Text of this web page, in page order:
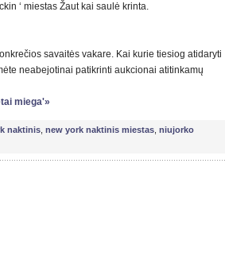
‘ miestas Žaut kai saulė krinta.
savaitės vakare. Kai kurie tiesiog atidaryti
neabejotinai patikrinti aukcionai atitinkamų
miega'»
naktinis new york naktinis miestas niujorko